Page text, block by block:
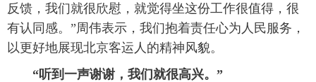
反馈，我们就很欣慰，就觉得坐这份工作很值得，很
有认同感。”周伟表示，我们抱着责任心为人民服务，
以更好地展现北京客运人的精神风貌。
“听到一声谢谢，我们就很高兴。”